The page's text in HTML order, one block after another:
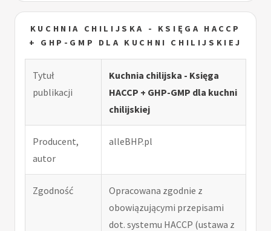
KUCHNIA CHILIJSKA - KSIĘGA HACCP
+ GHP-GMP DLA KUCHNI CHILIJSKIEJ
Tytuł
publikacji
Kuchnia chilijska - Księga
HACCP + GHP-GMP dla kuchni
chilijskiej
Producent,
autor
alleBHP.pl
Zgodność
Opracowana zgodnie z
obowiązującymi przepisami
dot. systemu HACCP (ustawa z